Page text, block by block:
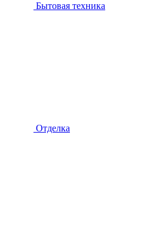
Бытовая техника
Отделка